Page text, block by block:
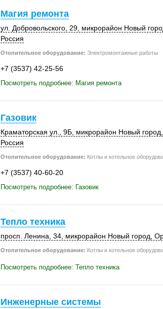
Магия ремонта
ул. Добровольского, 29, микрорайон Новый
Россия
Отопительное оборудование: Электромонтажные работы
+7 (3537) 42-25-56
Посмотреть подробнее: Магия ремонта
Газовик
Краматорская ул., 9Б, микрорайон Новый город,
Россия
Отопительное оборудование: Котлы и котельное
+7 (3537) 40-60-20
Посмотреть подробнее: Газовик
Тепло техника
просп. Ленина, 34, микрорайон Новый город,
Отопительное оборудование: Котлы и котельное
Посмотреть подробнее: Тепло техника
Инженерные системы